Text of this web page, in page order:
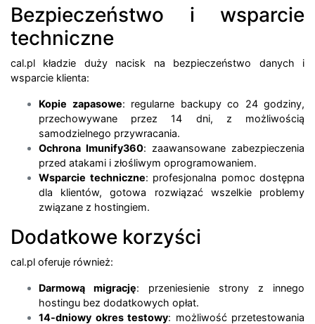
Bezpieczeństwo i wsparcie
techniczne
cal.pl kładzie duży nacisk na bezpieczeństwo danych i
wsparcie klienta:
Kopie zapasowe: regularne backupy co 24 godziny,
przechowywane przez 14 dni, z możliwością
samodzielnego przywracania.
Ochrona Imunify360: zaawansowane zabezpieczenia
przed atakami i złośliwym oprogramowaniem.
Wsparcie techniczne: profesjonalna pomoc dostępna
dla klientów, gotowa rozwiązać wszelkie problemy
związane z hostingiem.
Dodatkowe korzyści
cal.pl oferuje również:
Darmową migrację: przeniesienie strony z innego
hostingu bez dodatkowych opłat.
14-dniowy okres testowy: możliwość przetestowania